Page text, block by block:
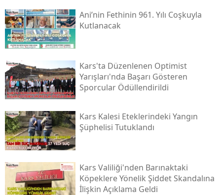
Ani’nin Fethinin 961. Yılı Coşkuyla
Kutlanacak
Kars'ta Düzenlenen Optimist
Yarışları'nda Başarı Gösteren
Sporcular Ödüllendirildi
Kars Kalesi Eteklerindeki Yangın
Şüphelisi Tutuklandı
Kars Valiliği'nden Barınaktaki
Köpeklere Yönelik Şiddet Skandalına
İlişkin Açıklama Geldi